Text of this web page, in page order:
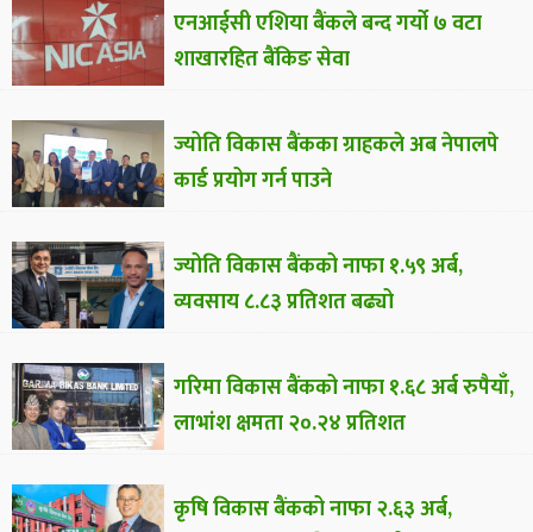
एनआईसी एशिया बैंकले बन्द गर्यो ७ वटा
शाखारहित बैंकिङ सेवा
ज्योति विकास बैंकका ग्राहकले अब नेपालपे
कार्ड प्रयोग गर्न पाउने
ज्योति विकास बैंकको नाफा १.५९ अर्ब,
व्यवसाय ८.८३ प्रतिशत बढ्यो
गरिमा विकास बैंकको नाफा १.६८ अर्ब रुपैयाँ,
लाभांश क्षमता २०.२४ प्रतिशत
कृषि विकास बैंकको नाफा २.६३ अर्ब,